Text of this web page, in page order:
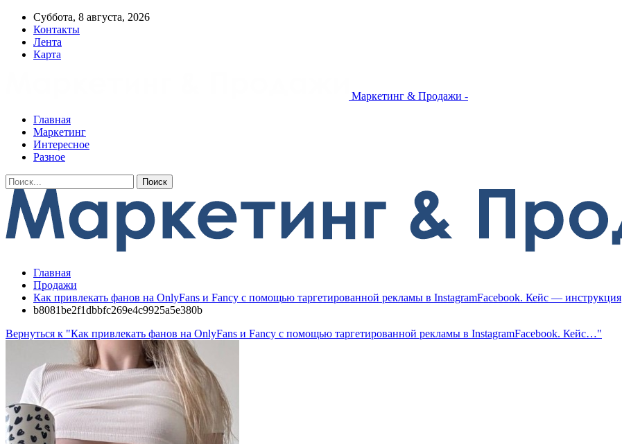
Суббота, 8 августа, 2026
Контакты
Лента
Карта
Маркетинг & Продажи -
Главная
Маркетинг
Интересное
Разное
Главная
Продажи
Как привлекать фанов на OnlyFans и Fancy с помощью таргетированной рекламы в InstagramFacebook. Кейс — инструкция
b8081be2f1dbbfc269e4c9925a5e380b
Вернуться к "Как привлекать фанов на OnlyFans и Fancy с помощью таргетированной рекламы в InstagramFacebook. Кейс…"